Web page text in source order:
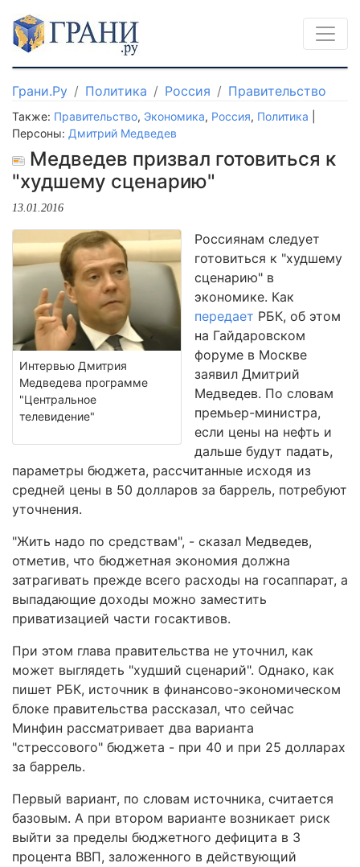
Грани.Ру Политика Россия Правительство
Также: Правительство, Экономика, Россия, Политика
Персоны: Дмитрий Медведев
Медведев призвал готовиться к
"худшему сценарию"
13.01.2016
Интервью Дмитрия
Медведева программе
"Центральное
телевидение"
Россиянам следует
готовиться к "худшему
сценарию" в
экономике. Как
передает РБК, об этом
на Гайдаровском
форуме в Москве
заявил Дмитрий
Медведев. По словам
премьер-министра,
если цены на нефть и
дальше будут падать,
параметры бюджета, рассчитанные исходя из
средней цены в 50 долларов за баррель, потребуют
уточнения.
"Жить надо по средствам", - сказал Медведев,
отметив, что бюджетная экономия должна
затрагивать прежде всего расходы на госаппарат, а
выпадающие доходы можно заместить
приватизацией части госактивов.
При этом глава правительства не уточнил, как
может выглядеть "худший сценарий". Однако, как
пишет РБК, источник в финансово-экономическом
блоке правительства рассказал, что сейчас
Минфин рассматривает два варианта
"стрессового" бюджета - при 40 и при 25 долларах
за баррель.
Первый вариант, по словам источника, считается
базовым. А при втором варианте возникает риск
выйти за пределы бюджетного дефицита в 3
процента ВВП, заложенного в действующий